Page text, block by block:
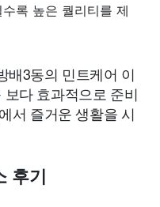
록 높은 퀄리티를 제
배3동의 민트케어 이
다 효과적으로 준비
서 즐거운 생활을 시
후기